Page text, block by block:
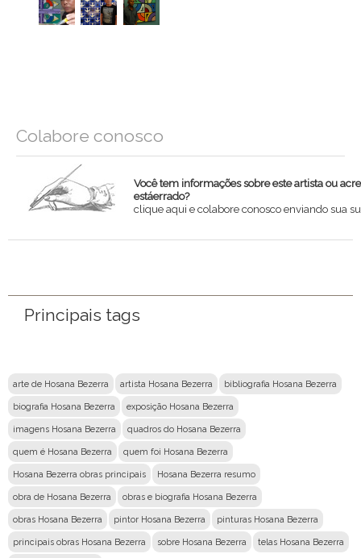
Colabore conosco
Você tem informações sobre este artista ou
estáerrado?
clique aqui e colabore conosco enviando sua
Principais tags
arte de Hosana Bezerra artista Hosana Bezerra bibliografia Hosana Bezerra
biografia Hosana Bezerra exposição Hosana Bezerra
imagens Hosana Bezerra quadros do Hosana Bezerra
quem é Hosana Bezerra quem foi Hosana Bezerra
Hosana Bezerra obras principais Hosana Bezerra resumo
obra de Hosana Bezerra obras e biografia Hosana Bezerra
obras Hosana Bezerra pintor Hosana Bezerra pinturas Hosana Bezerra
principais obras Hosana Bezerra sobre Hosana Bezerra telas Hosana Bezerra